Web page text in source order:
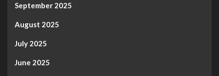
September 2025
August 2025
July 2025
June 2025